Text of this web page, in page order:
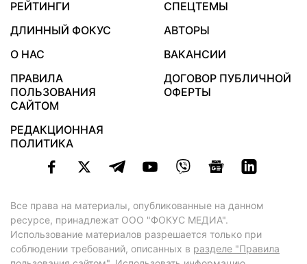
РЕЙТИНГИ
СПЕЦТЕМЫ
ДЛИННЫЙ ФОКУС
АВТОРЫ
О НАС
ВАКАНСИИ
ПРАВИЛА
ПОЛЬЗОВАНИЯ
САЙТОМ
ДОГОВОР ПУБЛИЧНОЙ
ОФЕРТЫ
РЕДАКЦИОННАЯ
ПОЛИТИКА
Все права на материалы, опубликованные на данном
ресурсе, принадлежат ООО "ФОКУС МЕДИА".
Использование материалов разрешается только при
соблюдении требований, описанных в разделе "Правила